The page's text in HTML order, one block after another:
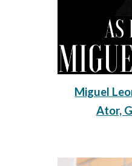
Miguel
Ator,